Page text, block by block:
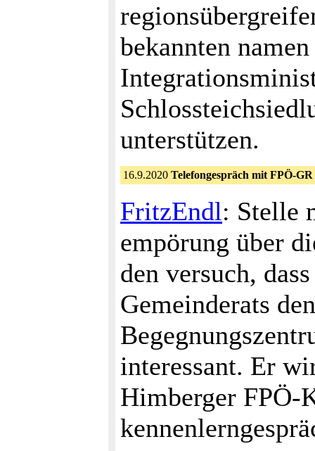
bekannten
unterstützen.
16.9.2020 Telefongespräch mit FPÖ-
FritzEndl: Stelle
empörung über
den versuch,
Gemeinderats
interessant. Er
Himberger FPÖ-